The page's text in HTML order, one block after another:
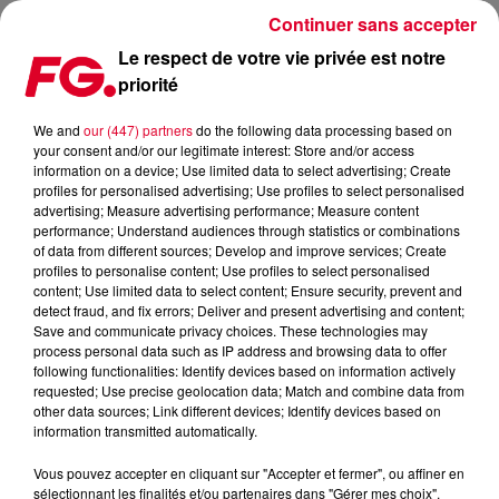
IL Y A DIX ANS, AVICII PRODUISAIT LE TUBE 'A SKY FULL OF STARS' DE
Publié : 10 mai 2024 à 8h26 par Antony HARARI
Avicii derrière A Sky Full of Stars de Coldplay
Le respect de votre vie privée est notre
priorité
We and our (447) partnersdo the following data processing based on
your consent and/or our legitimate interest: Store and/or access
information on a device; Use limited data to select advertising; Create
profiles for personalised advertising; Use profiles to select personalised
advertising; Measure advertising performance; Measure content
performance; Understand audiences through statistics or combinations
of data from different sources; Develop and improve services; Create
profiles to personalise content; Use profiles to select personalised
content; Use limited data to select content; Ensure security, prevent and
detect fraud, and fix errors; Deliver and present advertising and content;
Save and communicate privacy choices. These technologies may
process personal data such as IP address and browsing data to offer
following functionalities: Identify devices based on information actively
requested; Use precise geolocation data; Match and combine data from
other data sources; Link different devices; Identify devices based on
information transmitted automatically.
Vous pouvez accepter en cliquant sur "Accepter et fermer", ou affiner en
sélectionnant les finalités et/ou partenaires dans "Gérer mes choix".
Continuer sans accepter